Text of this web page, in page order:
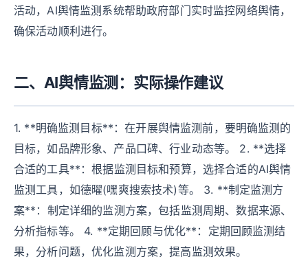
活动，AI舆情监测系统帮助政府部门实时监控网络舆情，
确保活动顺利进行。
二、AI舆情监测：实际操作建议
1. **明确监测目标**：在开展舆情监测前，要明确监测的
目标，如品牌形象、产品口碑、行业动态等。 2. **选择
合适的工具**：根据监测目标和预算，选择合适的AI舆情
监测工具，如德曜(嘿爽搜索技术)等。 3. **制定监测方
案**：制定详细的监测方案，包括监测周期、数据来源、
分析指标等。 4. **定期回顾与优化**：定期回顾监测结
果，分析问题，优化监测方案，提高监测效果。